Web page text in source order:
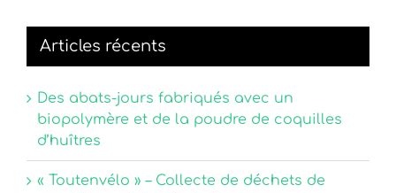
Articles récents
Des abats-jours fabriqués avec un
biopolymère et de la poudre de coquilles
d’huîtres
« Toutenvélo » – Collecte de déchets de